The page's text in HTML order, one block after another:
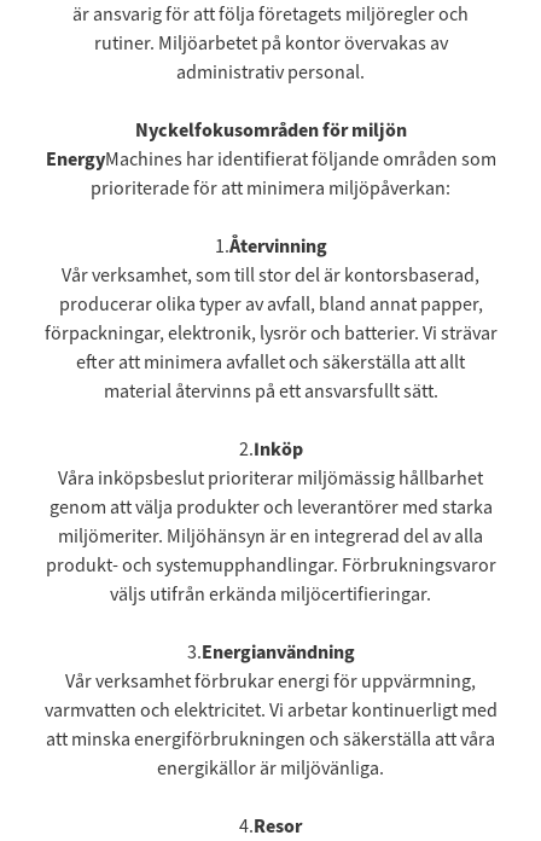
är ansvarig för att följa företagets miljöregler och
rutiner. Miljöarbetet på kontor övervakas av
administrativ personal.
‍Nyckelfokusområden för miljön
‍EnergyMachines har identifierat följande områden som
prioriterade för att minimera miljöpåverkan:
1.Återvinning
Vår verksamhet, som till stor del är kontorsbaserad,
producerar olika typer av avfall, bland annat papper,
förpackningar, elektronik, lysrör och batterier. Vi strävar
efter att minimera avfallet och säkerställa att allt
material återvinns på ett ansvarsfullt sätt.
2.Inköp
Våra inköpsbeslut prioriterar miljömässig hållbarhet
genom att välja produkter och leverantörer med starka
miljömeriter. Miljöhänsyn är en integrerad del av alla
produkt- och systemupphandlingar. Förbrukningsvaror
väljs utifrån erkända miljöcertifieringar.
3.Energianvändning
Vår verksamhet förbrukar energi för uppvärmning,
varmvatten och elektricitet. Vi arbetar kontinuerligt med
att minska energiförbrukningen och säkerställa att våra
energikällor är miljövänliga.
4.Resor